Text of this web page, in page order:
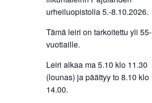
urheiluopistolla 5.-8.10.2026.
Tämä leiri on tarkoitettu yli 55-
vuotiaille.
Leiri alkaa ma 5.10 klo 11.30
(lounas) ja päättyy to 8.10 klo
14.00.